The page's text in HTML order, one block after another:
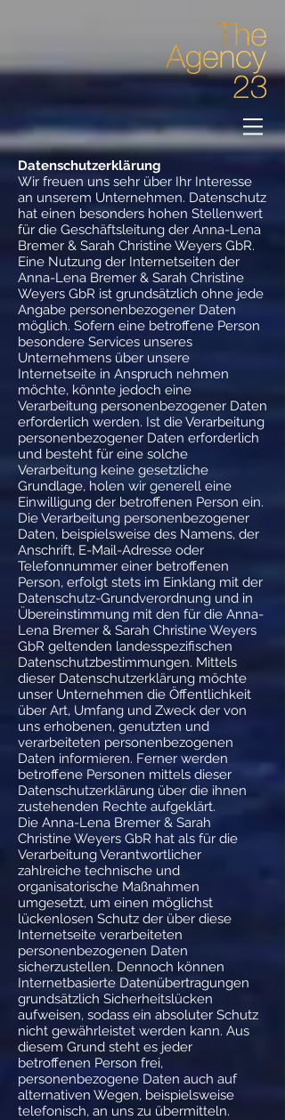
Datenschutzerklärung
Wir freuen uns sehr über Ihr Interesse
an unserem Unternehmen. Datenschutz
hat einen besonders hohen Stellenwert
für die Geschäftsleitung der Anna-Lena
Bremer & Sarah Christine Weyers GbR.
Eine Nutzung der Internetseiten der
Anna-Lena Bremer & Sarah Christine
Weyers GbR ist grundsätzlich ohne jede
Angabe personenbezogener Daten
möglich. Sofern eine betroffene Person
besondere Services unseres
Unternehmens über unsere
Internetseite in Anspruch nehmen
möchte, könnte jedoch eine
Verarbeitung personenbezogener Daten
erforderlich werden. Ist die Verarbeitung
personenbezogener Daten erforderlich
und besteht für eine solche
Verarbeitung keine gesetzliche
Grundlage, holen wir generell eine
Einwilligung der betroffenen Person ein.
Die Verarbeitung personenbezogener
Daten, beispielsweise des Namens, der
Anschrift, E-Mail-Adresse oder
Telefonnummer einer betroffenen
Person, erfolgt stets im Einklang mit der
Datenschutz-Grundverordnung und in
Übereinstimmung mit den für die Anna-
Lena Bremer & Sarah Christine Weyers
GbR geltenden landesspezifischen
Datenschutzbestimmungen. Mittels
dieser Datenschutzerklärung möchte
unser Unternehmen die Öffentlichkeit
über Art, Umfang und Zweck der von
uns erhobenen, genutzten und
verarbeiteten personenbezogenen
Daten informieren. Ferner werden
betroffene Personen mittels dieser
Datenschutzerklärung über die ihnen
zustehenden Rechte aufgeklärt.
Die Anna-Lena Bremer & Sarah
Christine Weyers GbR hat als für die
Verarbeitung Verantwortlicher
zahlreiche technische und
organisatorische Maßnahmen
umgesetzt, um einen möglichst
lückenlosen Schutz der über diese
Internetseite verarbeiteten
personenbezogenen Daten
sicherzustellen. Dennoch können
Internetbasierte Datenübertragungen
grundsätzlich Sicherheitslücken
aufweisen, sodass ein absoluter Schutz
nicht gewährleistet werden kann. Aus
diesem Grund steht es jeder
betroffenen Person frei,
personenbezogene Daten auch auf
alternativen Wegen, beispielsweise
telefonisch, an uns zu übermitteln.